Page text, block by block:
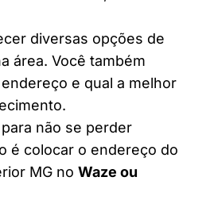
diversas opções de
área. Você também
e qual a melhor
não se perder
é colocar o endereço do
MG no Waze ou